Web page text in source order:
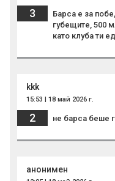
3
Барса е за
губещите, 500
като клуба ти
kkk
15:53 | 18 май 2026 г.
2 не барса беше
анонимен